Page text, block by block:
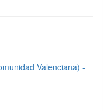
Valenciana) -